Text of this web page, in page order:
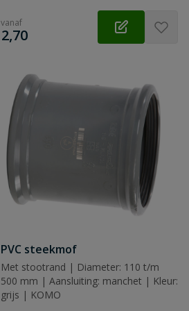
vanaf
€
2,70
PVC steekmof
Met stootrand | Diameter: 110 t/m
500 mm | Aansluiting: manchet | Kleur:
grijs | KOMO